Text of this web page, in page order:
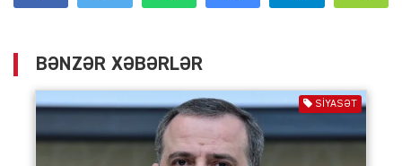
BƏNZƏR XƏBƏRLƏR
SIYASƏT